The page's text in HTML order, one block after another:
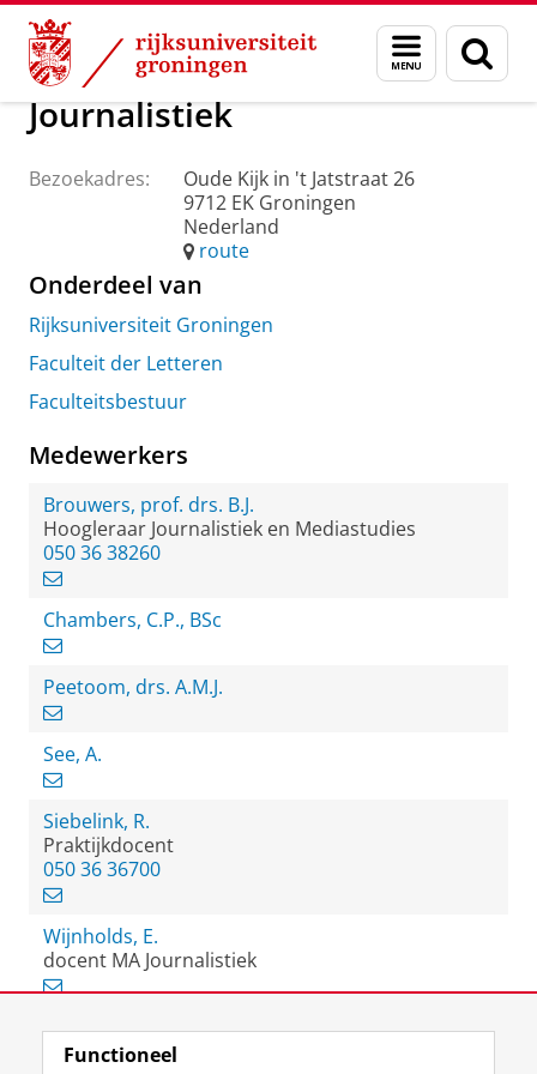
Skip
Content
Skip
Navigation
Menu
en
zoeken
Over ons Praktische zaken Waar vindt u ons
Journalistiek
Bezoekadres:
Oude Kijk in 't Jatstraat 26
9712 EK Groningen
Nederland
route
Onderdeel van
Rijksuniversiteit Groningen
Faculteit der Letteren
Faculteitsbestuur
Medewerkers
Brouwers, prof. drs. B.J.
Hoogleraar Journalistiek en Mediastudies
050 36 38260
Chambers, C.P., BSc
Peetoom, drs. A.M.J.
See, A.
Siebelink, R.
Praktijkdocent
050 36 36700
Wijnholds, E.
docent MA Journalistiek
View this page in:English
Functioneel